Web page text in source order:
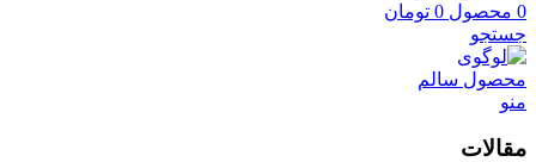
0 محصول 0 تومان
جستجو
منو
مقالات